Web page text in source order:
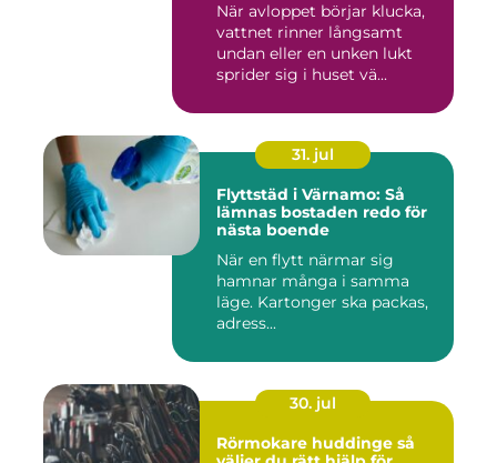
När avloppet börjar klucka,
vattnet rinner långsamt
undan eller en unken lukt
sprider sig i huset vä...
31. jul
Flyttstäd i Värnamo: Så
lämnas bostaden redo för
nästa boende
När en flytt närmar sig
hamnar många i samma
läge. Kartonger ska packas,
adress...
30. jul
Rörmokare huddinge så